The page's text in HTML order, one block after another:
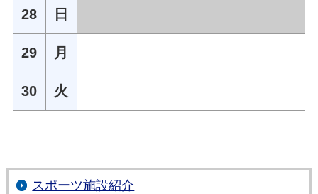
28 日
29 月
30 火
スポーツ施設紹介